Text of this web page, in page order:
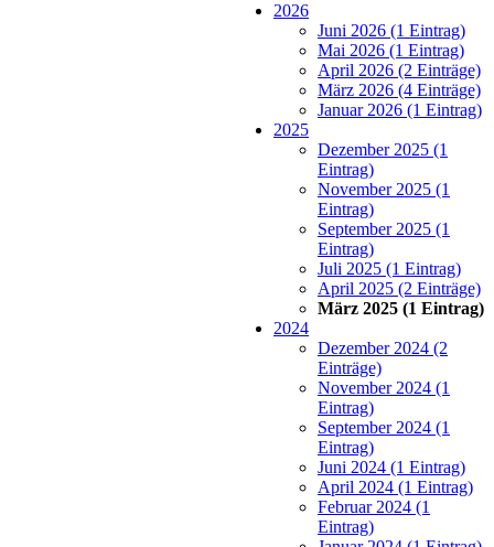
2026
Juni 2026 (1 Eintrag)
Mai 2026 (1 Eintrag)
April 2026 (2 Einträge)
März 2026 (4 Einträge)
Januar 2026 (1 Eintrag)
2025
Dezember 2025 (1
Eintrag)
November 2025 (1
Eintrag)
September 2025 (1
Eintrag)
Juli 2025 (1 Eintrag)
April 2025 (2 Einträge)
März 2025 (1 Eintrag)
2024
Dezember 2024 (2
Einträge)
November 2024 (1
Eintrag)
September 2024 (1
Eintrag)
Juni 2024 (1 Eintrag)
April 2024 (1 Eintrag)
Februar 2024 (1
Eintrag)